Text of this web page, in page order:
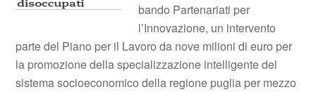
bando Partenariati per
l’Innovazione, un intervento
parte del Piano per il Lavoro da nove milioni di euro per
la promozione della specializzazione intelligente del
sistema socioeconomico della regione puglia per mezzo